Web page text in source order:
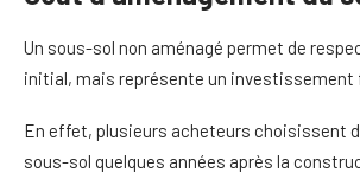
Un sous-sol non aménagé permet de
initial, mais représente un investissement
En effet, plusieurs acheteurs choisissent
sous-sol quelques années après la